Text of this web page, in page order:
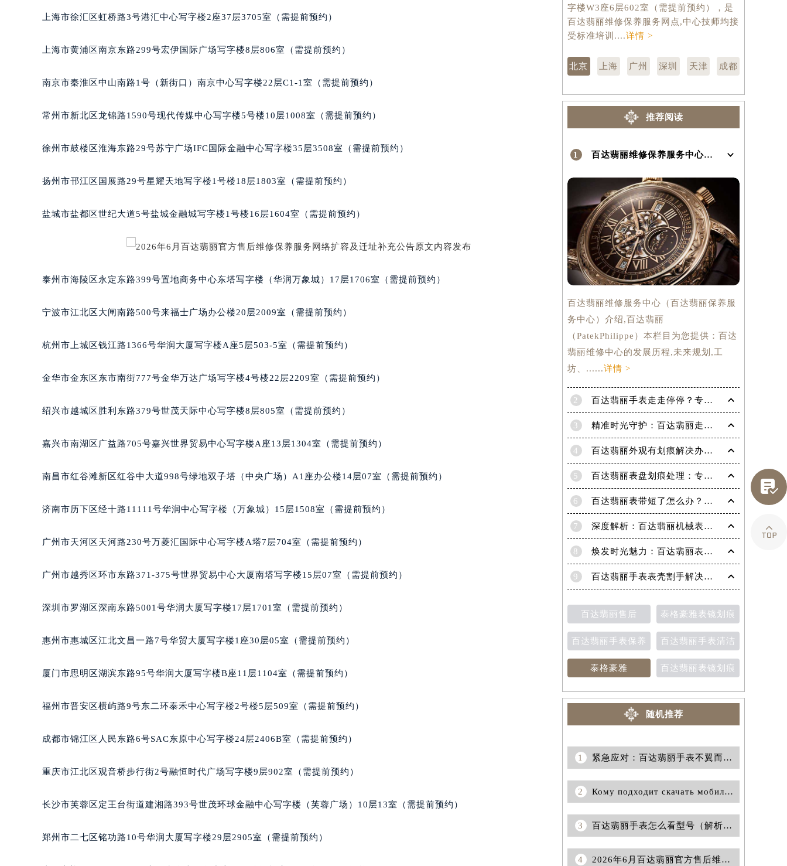
长沙市芙蓉区定王台街道建湘路393号世茂环球金融中心写字楼（芙蓉广场）10层13室（需提前预约）
太原市迎泽区解放路15号亨得利名表服务中心（品牌授权店）3层整层（需提前预约）
沈阳市沈河区中街路83号亨得利名表服务中心（品牌授权店）1层整层（需提前预约）
温州市鹿城区锦绣路1067号置信广场10层1015室（需提前预约）
大连市中山区人民路15号国际金融大厦7层G室（需提前预约）
东莞市东城街道鸿福东路1号民盈国贸中心T1写字楼9层907室（需提前预约）
南通市崇川区工农路57号圆融广场写字楼16层1603室（需提前预约）
武汉市江汉区解放大道686号世界贸易大厦38层09室（需提前预约）
合肥市蜀山区潜山路111号万象城华润大厦B座12楼03室（需提前预约）
青岛市南区山东路6号华润大厦B座22层04室（需提前预约）
长春市朝阳区西安大路727号中银大厦A座(旺进大厦)18层09室（需提前预约）
昆明市盘龙区北京路928号同德昆明广场写字楼10层06室（需提前预约）
西安市碑林区南关正街88号华侨城长安国际中心E座6楼10室（需提前预约）
唐山市路南区新华东道100号万达广场写字楼A座10层1002室（需提前预约）
内蒙古自治区呼和浩特市玉泉区大学西街70号华润万象城写字楼（鄂尔多斯大厦）23层2326室（需提前预约）
重庆市解放碑渝中区民权路28号英利国际金融中心写字楼20层01室（需提前预约）
黑龙江省鹤岗市向阳区红军路百达翡丽售后服务中心（需提前预约）
黑龙江省鸡西市鸡冠区红军路百达翡丽售后服务中心（需提前预约）
黑龙江省牡丹江市东安区太平路百达翡丽售后服务中心（需提前预约）
黑龙江省齐齐哈尔市龙沙区龙华路百达翡丽售后服务中心（需提前预约）
黑龙江省绥化市北林区新华街与康庄路交叉口百达翡丽售后服务中心（需提前预约）
吉林省白城市洮北区明仁南街百达翡丽售后服务中心（需提前预约）
吉林省吉林市船营区河南街百达翡丽售后服务中心（需提前预约）
吉林省梅河口市新华街道梅河大街百达翡丽售后服务中心（需提前预约）
吉林省松原市宁江区五环大街百达翡丽售后服务中心（需提前预约）
吉林省延边市延吉市解放路百达翡丽售后服务中心（需提前预约）
上海市徐汇区虹桥路3号港汇中心写字楼2座37层3705室（需提前预约）
上海市黄浦区南京东路299号宏伊国际广场写字楼8层806室（需提前预约）
南京市秦淮区中山南路1号（新街口）南京中心写字楼22层C1-1室（需提前预约）
常州市新北区龙锦路1590号现代传媒中心写字楼5号楼10层1008室（需提前预约）
徐州市鼓楼区淮海东路29号苏宁广场IFC国际金融中心写字楼35层3508室（需提前预约）
扬州市邗江区国展路29号星耀天地写字楼1号楼18层1803室（需提前预约）
盐城市盐都区世纪大道5号盐城金融城写字楼1号楼16层1604室（需提前预约）
泰州市海陵区永定东路399号置地商务中心东塔写字楼（华润万象城）17层1706室（需提前预约）
宁波市江北区大闸南路500号来福士广场办公楼20层2009室（需提前预约）
杭州市上城区钱江路1366号华润大厦写字楼A座5层503-5室（需提前预约）
金华市金东区东市南街777号金华万达广场写字楼4号楼22层2209室（需提前预约）
绍兴市越城区胜利东路379号世茂天际中心写字楼8层805室（需提前预约）
嘉兴市南湖区广益路705号嘉兴世界贸易中心写字楼A座13层1304室（需提前预约）
南昌市红谷滩新区红谷中大道998号绿地双子塔（中央广场）A1座办公楼14层07室（需提前预约）
济南市历下区经十路11111号华润中心写字楼（万象城）15层1508室（需提前预约）
广州市天河区天河路230号万菱汇国际中心写字楼A塔7层704室（需提前预约）
广州市越秀区环市东路371-375号世界贸易中心大厦南塔写字楼15层07室（需提前预约）
深圳市罗湖区深南东路5001号华润大厦写字楼17层1701室（需提前预约）
惠州市惠城区江北文昌一路7号华贸大厦写字楼1座30层05室（需提前预约）
厦门市思明区湖滨东路95号华润大厦写字楼B座11层1104室（需提前预约）
福州市晋安区横屿路9号东二环泰禾中心写字楼2号楼5层509室（需提前预约）
成都市锦江区人民东路6号SAC东原中心写字楼24层2406B室（需提前预约）
重庆市江北区观音桥步行街2号融恒时代广场写字楼9层902室（需提前预约）
长沙市芙蓉区定王台街道建湘路393号世茂环球金融中心写字楼（芙蓉广场）10层13室（需提前预约）
郑州市二七区铭功路10号华润大厦写字楼29层2905室（需提前预约）
字楼W3座6层602室（需提前预约），是
百达翡丽维修保养服务网点,中心技师均接
受标准培训....详情 >
北京 上海 广州 深圳 天津 成都
推荐阅读
1 百达翡丽维修保养服务中心介绍 | PatekPhilippe
百达翡丽维修服务中心（百达翡丽保养服
务中心）介绍,百达翡丽
（PatekPhilippe）本栏目为您提供：百达
翡丽维修中心的发展历程,未来规划,工
坊、......详情 >
2 百达翡丽手表走走停停？专业修复指南，让时间重新流畅运行
3 精准时光守护：百达翡丽走快了？掌握这份秘籍，让每一秒都精准无误！
4 百达翡丽外观有划痕解决办法是什么（专业修复技巧与注意事项）
5 百达翡丽表盘划痕处理：专业技巧，让爱表焕然一新
6 百达翡丽表带短了怎么办？超实用技巧教你轻松解决！
7 深度解析：百达翡丽机械表机芯生锈的高效修复策略
8 焕发时光魅力：百达翡丽表带掉色修复秘籍
9 百达翡丽手表表壳割手解决方法（保养与修复技巧分享）
百达翡丽售后 泰格豪雅表镜划痕
百达翡丽手表保养 百达翡丽手表清洁
泰格豪雅 百达翡丽表镜划痕
随机推荐
1 紧急应对：百达翡丽手表不翼而飞，高效挂失指南助你安然无恙
2 Кому подходит скачать мобильное приложение 1xbet?
3 百达翡丽手表怎么看型号（解析手表背面编码的秘密）
4 2026年6月百达翡丽官方售后维修保养综合服务网络补充最终发布

